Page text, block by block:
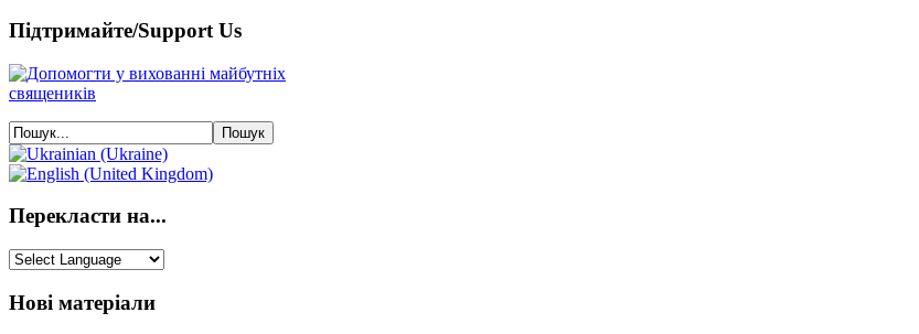
Підтримайте/Support Us
Перекласти на...
Нові матеріали